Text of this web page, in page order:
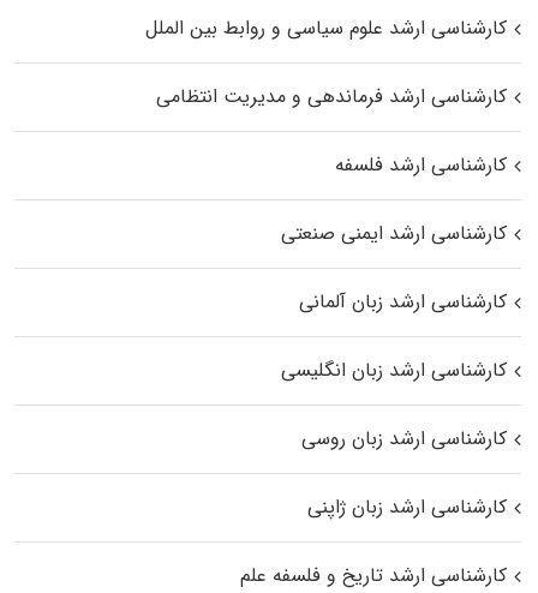
کارشناسی ارشد علوم سیاسی و روابط بین الملل
کارشناسی ارشد فرماندهی و مدیریت انتظامی
کارشناسی ارشد فلسفه
کارشناسی ارشد ایمنی صنعتی
کارشناسی ارشد زبان آلمانی
کارشناسی ارشد زبان انگلیسی
کارشناسی ارشد زبان روسی
کارشناسی ارشد زبان ژاپنی
کارشناسی ارشد تاریخ و فلسفه علم